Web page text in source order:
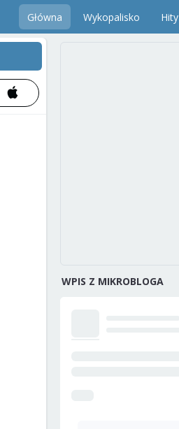
Główna Wykopalisko Hity
WPIS Z MIKROBLOGA